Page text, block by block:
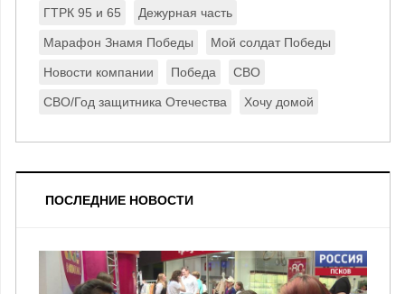
ГТРК 95 и 65 Дежурная часть
Марафон Знамя Победы Мой солдат Победы
Новости компании Победа СВО
СВО/Год защитника Отечества Хочу домой
ПОСЛЕДНИЕ НОВОСТИ